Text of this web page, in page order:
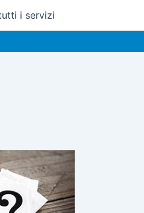
i servizi